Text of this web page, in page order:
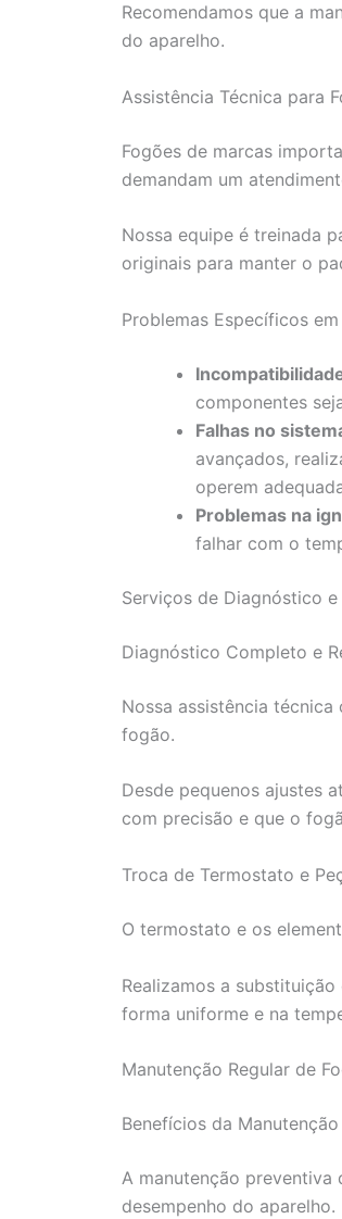
Recomendamos que a
do aparelho.
Assistência Técnica para
Fogões de marcas
demandam um
Nossa equipe é treinada
originais para manter o
Problemas Específicos
componentes
Falhas no
avançados,
operem
Problemas na
falhar com o
Serviços de Diagnóstico
Diagnóstico Completo e
Nossa assistência
fogão.
Desde pequenos ajustes
com precisão e que o
Troca de Termostato e
O termostato e os
Realizamos a
forma uniforme e na
Manutenção Regular de
Benefícios da
A manutenção
desempenho do aparelho.